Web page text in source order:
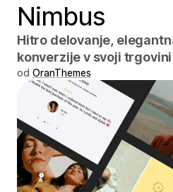
Nimbus
Hitro delovanje,
konverzije v svoji trgovini
od OranThemes